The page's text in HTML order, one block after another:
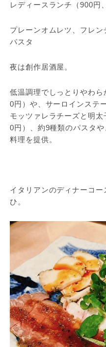
レディースランチ（900円
プレーンオムレツ、フレ
パスタ
夜は創作居酒屋。
低温調理でしっとりやわ
0円）や、サーロインステ
モッツァレラチーズと明
0円）、約9種類のパスタ
料理を提供。
イタリアンのディナーコ
ひ。